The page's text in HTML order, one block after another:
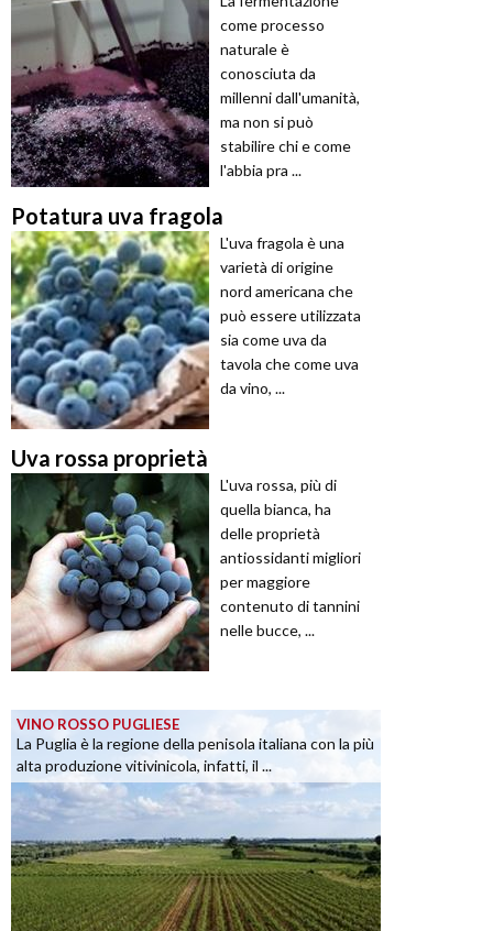
come processo
naturale è
conosciuta da
millenni dall'umanità,
ma non si può
stabilire chi e come
l'abbia pra ...
Potatura uva fragola
L'uva fragola è una
varietà di origine
nord americana che
può essere utilizzata
sia come uva da
tavola che come uva
da vino, ...
Uva rossa proprietà
L'uva rossa, più di
quella bianca, ha
delle proprietà
antiossidanti migliori
per maggiore
contenuto di tannini
nelle bucce, ...
VINO ROSSO PUGLIESE
La Puglia è la regione della penisola italiana con la più
alta produzione vitivinicola, infatti, il ...